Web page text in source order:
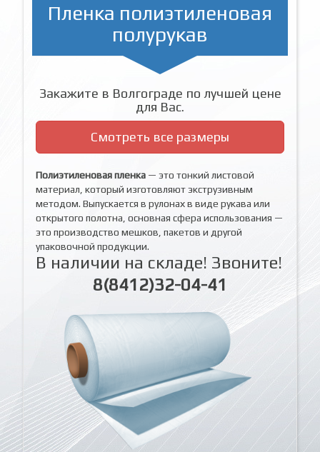
Пленка полиэтиленовая
полурукав
Закажите в Волгограде по лучшей цене
для Вас.
Смотреть все размеры
Полиэтиленовая пленка — это тонкий листовой
материал, который изготовляют экструзивным
методом. Выпускается в рулонах в виде рукава или
открытого полотна, основная сфера использования —
это производство мешков, пакетов и другой
упаковочной продукции.
В наличии на складе! Звоните!
8(8412)32-04-41